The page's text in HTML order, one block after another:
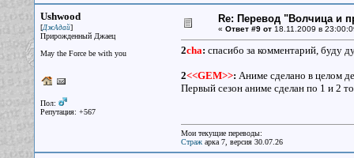
Ushwood
[ДжАдай]
Прирожденный Джаец
May the Force be with you
Пол:
Репутация: +567
Re: Перевод "Волчица и
« Ответ #9 от18.11.2009 в
2cha: спасибо за комментарий, буду
2<<GEM>>: Аниме сделано в целом
Первый сезон аниме сделан по 1 и 2
Мои текущие переводы:
Стражарка 7, версия 30.07.26